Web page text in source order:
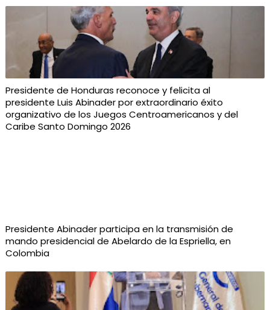
Presidente de Honduras reconoce y felicita al
presidente Luis Abinader por extraordinario éxito
organizativo de los Juegos Centroamericanos y del
Caribe Santo Domingo 2026
Presidente Abinader participa en la transmisión de
mando presidencial de Abelardo de la Espriella, en
Colombia